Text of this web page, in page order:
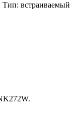
встраиваемый